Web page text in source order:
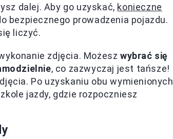
dalej. Aby go uzyskać, konieczne
bezpiecznego prowadzenia pojazdu.
liczyć.
zdjęcia. Możesz wybrać się
, co zazwyczaj jest tańsze!
Po uzyskaniu obu wymienionych
jazdy, gdzie rozpoczniesz